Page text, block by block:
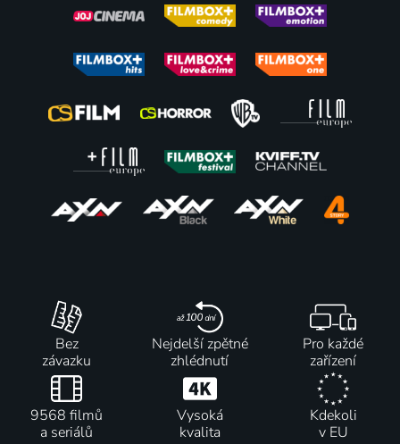
Bez
závazku
Nejdelší zpětné
zhlédnutí
Pro každé
zařízení
9568 filmů
a seriálů
Vysoká
kvalita
Kdekoli
v EU